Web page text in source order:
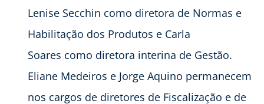
Lenise Secchin como diretora de Normas e
Habilitação dos Produtos e Carla
Soares como diretora interina de Gestão.
Eliane Medeiros e Jorge Aquino permanecem
nos cargos de diretores de Fiscalização e de